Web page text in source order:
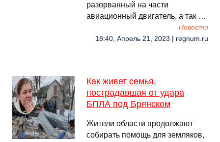
разорванный на части
авиационный двигатель, а так …
Новости
18:40, Апрель 21, 2023 | regnum.ru
Как живет семья,
пострадавшая от удара
БПЛА под Брянском
Жители области продолжают
собирать помощь для земляков,